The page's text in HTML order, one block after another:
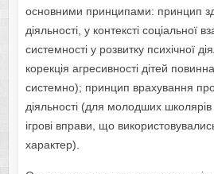
основними принципами: принцип
діяльності, у контексті соціальної
системності у розвитку психічної
корекція агресивності дітей
системно); принцип врахування
діяльності (для молодших
ігрові вправи, що
характер).